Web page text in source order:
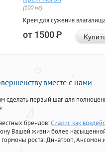
(100 мг)
Крем для сужения
от 1500Р
вместе с нами
сделать первый шаг для
брендов:Сиалис как
Вашей жизни более
гормоны роста: Динатроп, Ансомон